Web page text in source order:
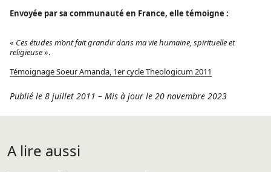
Envoyée par sa communauté en France, elle témoigne :
« Ces études m’ont fait grandir dans ma vie humaine, spirituelle et
religieuse».
Témoignage Soeur Amanda, 1er cycle Theologicum 2011
Publié le 8 juillet 2011 – Mis à jour le 20 novembre 2023
A lire aussi